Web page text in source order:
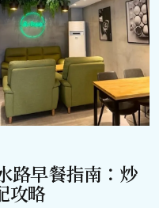
路早餐指南：炒
攻略